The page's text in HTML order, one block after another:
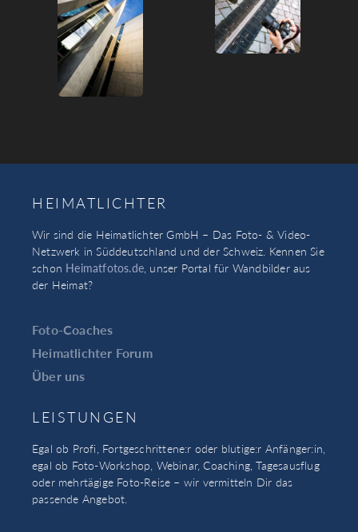
HEIMATLICHTER
Wir sind die Heimatlichter GmbH – Das Foto- & Video-
Netzwerk in Süddeutschland und der Schweiz. Kennen Sie
schon Heimatfotos.de , unser Portal für Wandbilder aus
der Heimat?
Foto-Coaches
Heimatlichter Forum
Über uns
LEISTUNGEN
Egal ob Profi, Fortgeschrittene:r oder blutige:r Anfänger:in,
egal ob Foto-Workshop, Webinar, Coaching, Tagesausflug
oder mehrtägige Foto-Reise – wir vermitteln Dir das
passende Angebot.